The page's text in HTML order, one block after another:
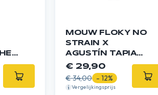
MOUW FLOKY NO
STRAIN X
AGUSTÍN TAPIA
X1
€ 29,90
€ 34,00 - 12%
Vergelijkingsprijs